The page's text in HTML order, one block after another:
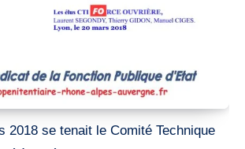
2018 se tenait le Comité Technique